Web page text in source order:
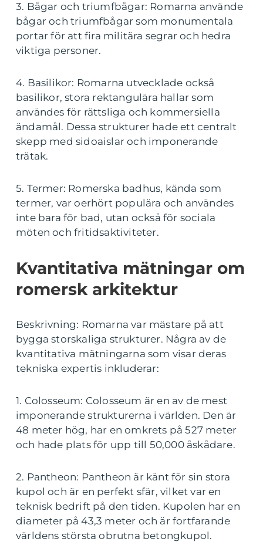
3. Bågar och triumfbågar: Romarna använde
bågar och triumfbågar som monumentala
portar för att fira militära segrar och hedra
viktiga personer.
4. Basilikor: Romarna utvecklade också
basilikor, stora rektangulära hallar som
användes för rättsliga och kommersiella
ändamål. Dessa strukturer hade ett centralt
skepp med sidoaislar och imponerande
trätak.
5. Termer: Romerska badhus, kända som
termer, var oerhört populära och användes
inte bara för bad, utan också för sociala
möten och fritidsaktiviteter.
Kvantitativa mätningar om
romersk arkitektur
Beskrivning: Romarna var mästare på att
bygga storskaliga strukturer. Några av de
kvantitativa mätningarna som visar deras
tekniska expertis inkluderar:
1. Colosseum: Colosseum är en av de mest
imponerande strukturerna i världen. Den är
48 meter hög, har en omkrets på 527 meter
och hade plats för upp till 50,000 åskådare.
2. Pantheon: Pantheon är känt för sin stora
kupol och är en perfekt sfär, vilket var en
teknisk bedrift på den tiden. Kupolen har en
diameter på 43,3 meter och är fortfarande
världens största obrutna betongkupol.